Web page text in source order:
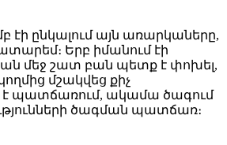
էի ընկալում այն առարկաները,
Երբ իմանում էի
մեջ շատ բան պետք է փոխել,
մշակվեց քիչ
է պատճառում, ակամա ծագում
ծագման պատճառ։